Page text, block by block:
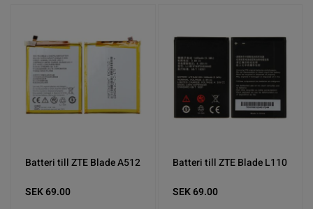
Batteri till ZTE Blade A512
SEK 69.00
Batteri till ZTE Blade L110
SEK 69.00